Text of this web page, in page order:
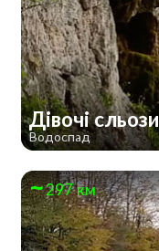
Дівочі сльози
Водоспад
297 км